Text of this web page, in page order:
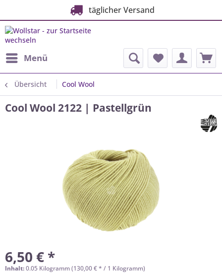
täglicher Versand
Menü
Übersicht Cool Wool
Cool Wool 2122 | Pastellgrün
6,50 € *
Inhalt:0.05 Kilogramm (130,00 € * / 1 Kilogramm)